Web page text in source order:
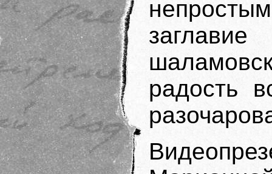
радость